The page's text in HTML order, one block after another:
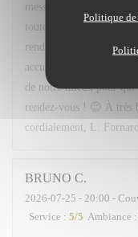
Politique de
message sera transmis
toute l'équipe, qui
rendre votre soirée
accueillir à nouveau à
de notre mieux pour
rendez-vous ! 😉 À très
cordialement, L.
BRUNO C
2026-07-25 - 20:00 -
Service : 5/5 Ambiance :